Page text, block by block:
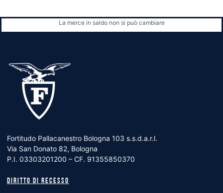
La merce in saldo non si può cambiare
Fortitudo Pallacanestro Bologna 103 s.s.d.a.r.l.
Via San Donato 82, Bologna
P.I. 03303201200 – CF. 91355850370
Diritto di recesso